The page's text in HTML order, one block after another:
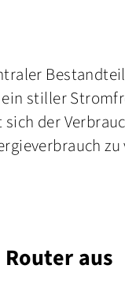
stiller
der
aus